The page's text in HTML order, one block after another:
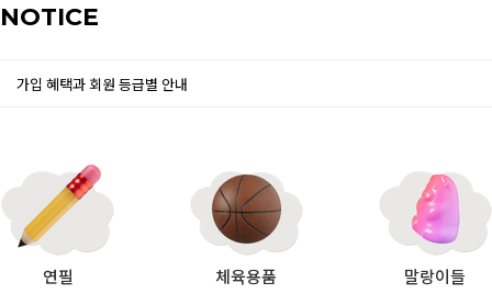
NOTICE
가입 혜택과 회원 등급별 안내
연필 체육용품 말랑이들